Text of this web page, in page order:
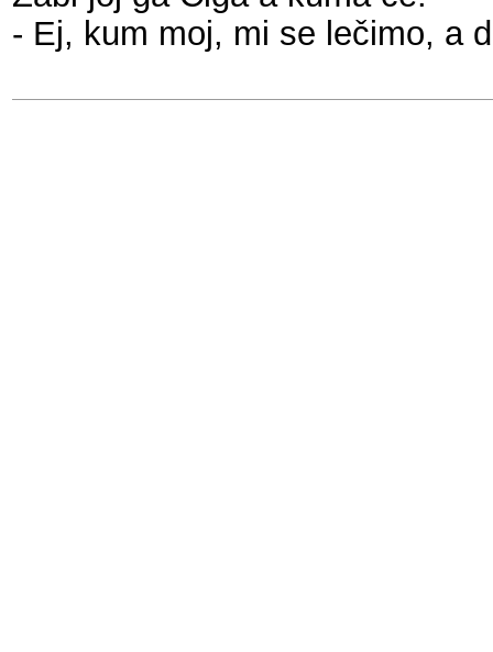
- Ej, kum moj, mi se lečimo, a